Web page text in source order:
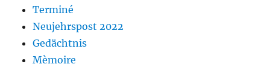
Terminé
Neujehrspost 2022
Gedächtnis
Mèmoire